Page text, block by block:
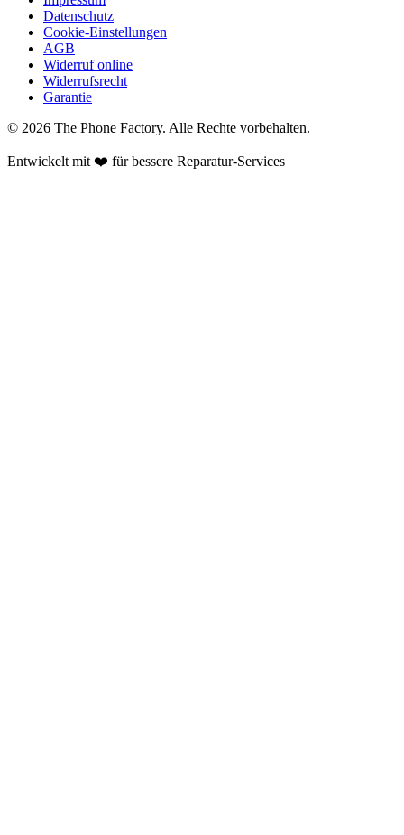
Datenschutz
Cookie-Einstellungen
AGB
Widerruf online
Widerrufsrecht
Garantie
© 2026 The Phone Factory. Alle Rechte vorbehalten.
Entwickelt mit ❤️ für bessere Reparatur-Services